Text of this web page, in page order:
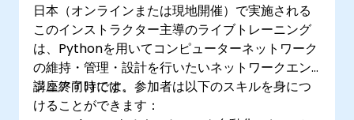
日本（オンラインまたは現地開催）で実施される
このインストラクター主導のライブトレーニング
は、Pythonを用いてコンピューターネットワーク
の維持・管理・設計を行いたいネットワークエン
ジニア向けです。
講座終了時には、参加者は以下のスキルを身につ
けることができます：